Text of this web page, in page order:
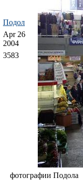
Подол
Apr 26
2004
3583
фотографии Подола